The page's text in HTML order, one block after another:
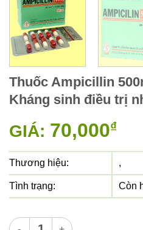
Thuốc Ampicillin
Kháng sinh điều trị
GIÁ: 70,000₫
Thương hiệu: ,
Tình trạng: Còn
Thuốc Ampicillin 500mg